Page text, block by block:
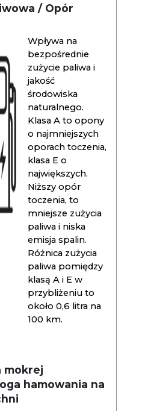
/ Opór
Wpływa na
bezpośrednie
zużycie paliwa i
jakość
środowiska
naturalnego.
Klasa A to opony
o najmniejszych
oporach toczenia,
klasa E o
największych.
Niższy opór
toczenia, to
mniejsze zużycia
paliwa i niska
emisja spalin.
Różnica zużycia
paliwa pomiędzy
klasą A i E w
przybliżeniu to
około 0,6 litra na
100 km.
mokrej
hamowania na